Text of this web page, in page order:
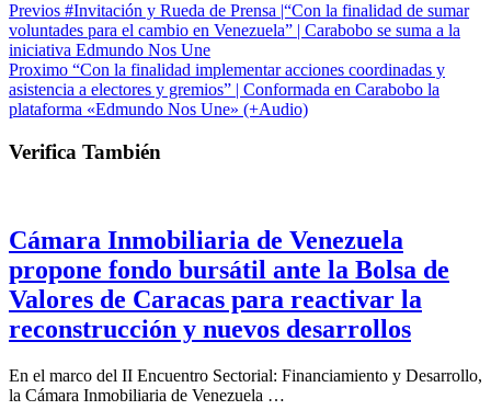
Previos #Invitación y Rueda de Prensa |“Con la finalidad de sumar
voluntades para el cambio en Venezuela” | Carabobo se suma a la
iniciativa Edmundo Nos Une
Proximo “Con la finalidad implementar acciones coordinadas y
asistencia a electores y gremios” | Conformada en Carabobo la
plataforma «Edmundo Nos Une» (+Audio)
Verifica También
Cámara Inmobiliaria de Venezuela
propone fondo bursátil ante la Bolsa de
Valores de Caracas para reactivar la
reconstrucción y nuevos desarrollos
En el marco del II Encuentro Sectorial: Financiamiento y Desarrollo,
la Cámara Inmobiliaria de Venezuela …